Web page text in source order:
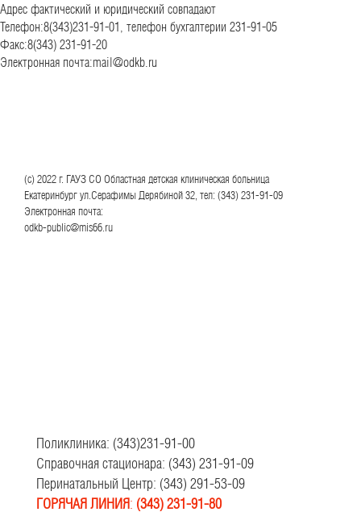
Адрес фактический и юридический совпадают
Телефон:8(343)231-91-01, телефон бухгалтерии 231-91-05
Факс:8(343) 231-91-20
Электронная почта:mail@odkb.ru
(с) 2022 г. ГАУЗ СО Областная детская клиническая больница
Екатеринбург ул.Серафимы Дерябиной 32, тел: (343) 231-91-09
Электронная почта:
odkb-public@mis66.ru
Поликлиника: (343)231-91-00
Справочная стационара: (343) 231-91-09
Перинатальный Центр: (343) 291-53-09
ГОРЯЧАЯ ЛИНИЯ: (343) 231-91-80